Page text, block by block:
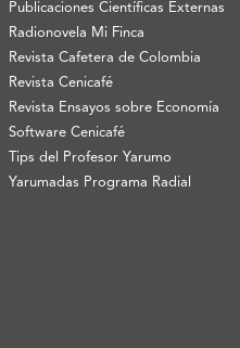
Publicaciones Científicas Externas
Radionovela Mi Finca
Revista Cafetera de Colombia
Revista Cenicafé
Revista Ensayos sobre Economía
Software Cenicafé
Tips del Profesor Yarumo
Yarumadas Programa Radial